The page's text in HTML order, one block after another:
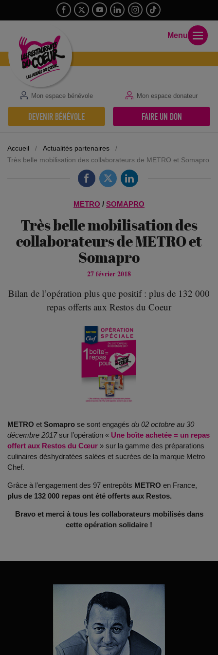
Mon espace bénévole Mon espace donateur
DEVENIR BÉNÉVOLE FAIRE UN DON
Menu
Accueil / Actualités partenaires
/
Très belle mobilisation des collaborateurs de METRO et Somapro
METRO / SOMAPRO
Très belle mobilisation des
collaborateurs de METRO et
Somapro
27 février 2018
Bilan de l’opération plus que positif : plus de 132 000
repas offerts aux Restos du Coeur
METRO et Somaprose sont engagés du 02 octobre au 30
décembre 2017sur l’opération « Une boîte achetée = un repas
offert aux Restos du Cœur» sur la gamme des préparations
culinaires déshydratées salées et sucrées de la marque Metro
Chef.
Grâce à l’engagement des 97 entrepôts METRO en France,
plus de 132 000 repas ont été offerts aux Restos.
Bravo et merci à tous les collaborateurs mobilisés dans
cette opération solidaire !